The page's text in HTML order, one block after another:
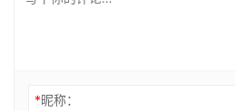
*昵称：